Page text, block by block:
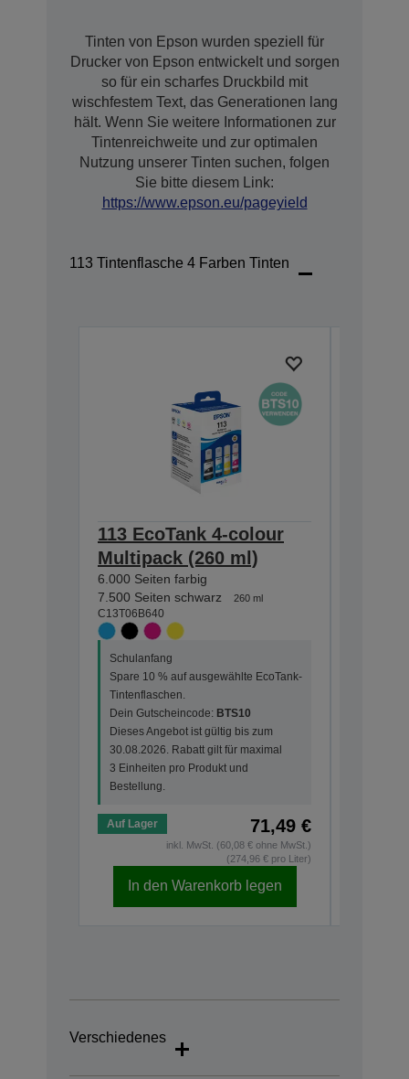
Tinten von Epson wurden speziell für
Drucker von Epson entwickelt und sorgen
so für ein scharfes Druckbild mit
wischfestem Text, das Generationen lang
hält. Wenn Sie weitere Informationen zur
Tintenreichweite und zur optimalen
Nutzung unserer Tinten suchen, folgen
Sie bitte diesem Link:
https://www.epson.eu/pageyield
113 Tintenflasche 4 Farben Tinten
113 EcoTank 4-colour
Multipack (260 ml)
6.000 Seiten farbig
7.500 Seiten schwarz
260 ml
C13T06B640
Schulanfang
Spare 10 % auf ausgewählte EcoTank-
Tintenflaschen.
Dein Gutscheincode: BTS10
Dieses Angebot ist gültig bis zum
30.08.2026. Rabatt gilt für maximal
3 Einheiten pro Produkt und
Bestellung.
Auf Lager 71,49 €
inkl. MwSt. (60,08 € ohne MwSt.)
(274,96 € pro Liter)
In den Warenkorb legen
Verschiedenes